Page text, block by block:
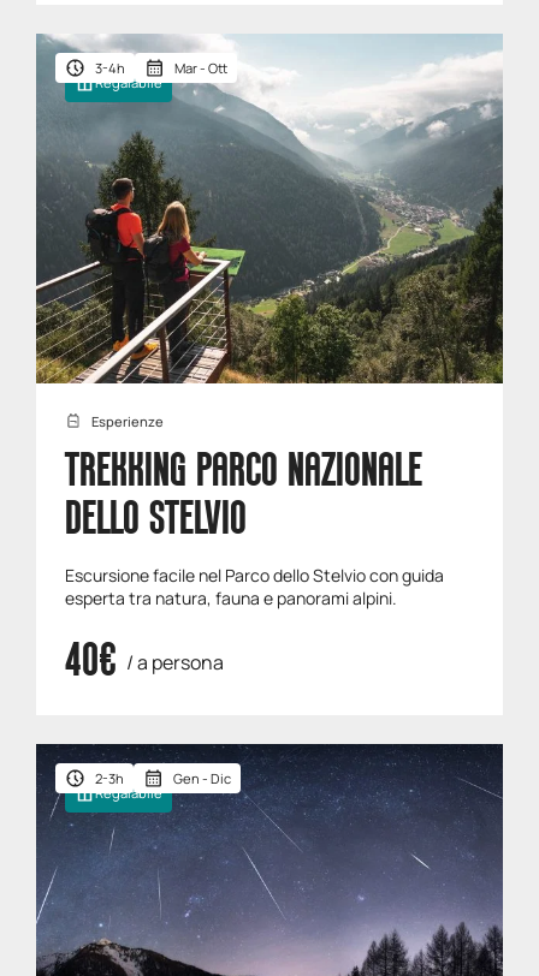
Regalabile
3-4h Mar - Ott
Esperienze
TREKKING PARCO NAZIONALE
DELLO STELVIO
Escursione facile nel Parco dello Stelvio con guida
esperta tra natura, fauna e panorami alpini.
40€ / a persona
Regalabile
2-3h Gen - Dic